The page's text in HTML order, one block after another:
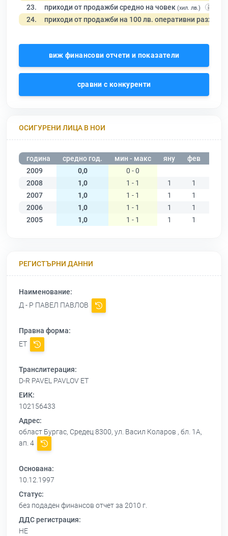
23. приходи от продажби средно на човек (хил. лв.)
24. приходи от продажби на 100 лв. оперативни разходи
виж финансови отчети и показатели
сравни с конкуренти
ОСИГУРЕНИ ЛИЦА В НОИ
година средно год. мин - макс яну фев
2009
0,0
0 - 0
2008
1,0 1 - 1 1 1
2007
1,0 1 - 1 1 1
2006
1,0 1 - 1 1 1
2005
1,0 1 - 1 1 1
РЕГИСТЪРНИ ДАННИ
Наименование:
Д - Р ПАВЕЛ ПАВЛОВ
Правна форма:
ЕТ
Транслитерация:
D-R PAVEL PAVLOV ET
ЕИК:
102156433
Адрес:
област Бургас, Средец 8300, ул. Васил Коларов , бл. 1А,
ап. 4
Основана:
10.12.1997
Статус:
без подаден финансов отчет за 2010 г.
ДДС регистрация:
НЕ